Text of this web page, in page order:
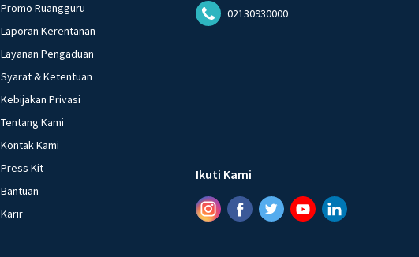
Promo Ruangguru
Laporan Kerentanan
Layanan Pengaduan
Syarat & Ketentuan
Kebijakan Privasi
Tentang Kami
Kontak Kami
Press Kit
Bantuan
Karir
02130930000
Ikuti Kami